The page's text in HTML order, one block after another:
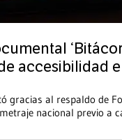
accesibilidad
gracias al respaldo de
nacional previo a